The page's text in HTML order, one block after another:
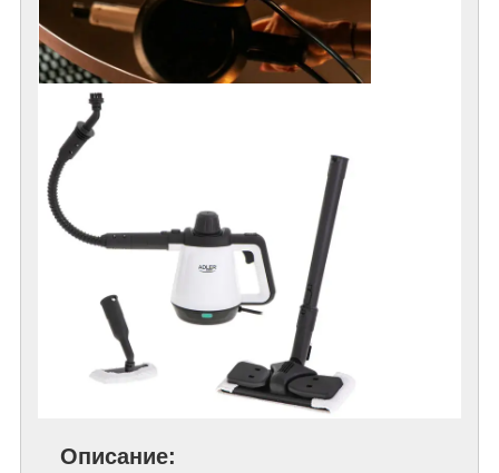
Описание: